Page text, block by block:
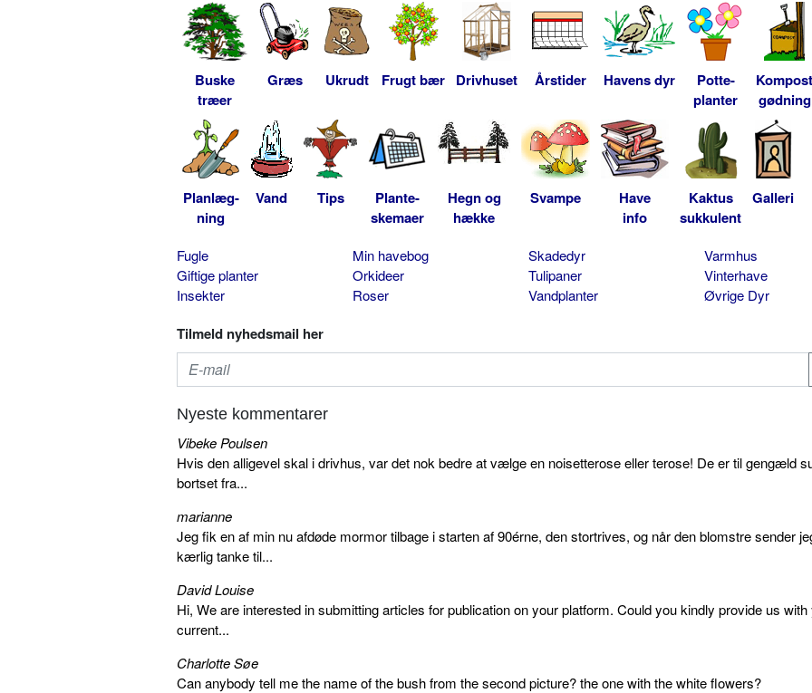
Buske
træer
Græs Ukrudt Frugt bær Drivhuset Årstider Havens dyr
Potte-
planter
Kompost
gødning
Planlæg-
ning
Vand Tips
Plante-
skemaer
Hegn og
hække
Svampe
Have
info
Kaktus
sukkulent
Galleri
Fugle
Giftige planter
Insekter
Min havebog
Orkideer
Roser
Skadedyr
Tulipaner
Vandplanter
Varmhus
Vinterhave
Øvrige Dyr
Tilmeld nyhedsmail her
Nyeste kommentarer
Vibeke Poulsen
Hvis den alligevel skal i drivhus, var det nok bedre at vælge en noisetterose eller terose! De er til gengæld
bortset fra...
marianne
Jeg fik en af min nu afdøde mormor tilbage i starten af 90érne, den stortrives, og når den blomstre sender
kærlig tanke til...
David Louise
Hi, We are interested in submitting articles for publication on your platform. Could you kindly provide us with
current...
Charlotte Søe
Can anybody tell me the name of the bush from the second picture? the one with the white flowers?